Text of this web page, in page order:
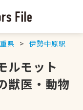
県 伊勢中原駅
ルモット
獣医・動物